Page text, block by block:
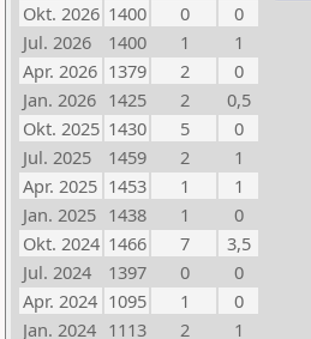
Okt. 2026 1400 0
0
Jul. 2026
1400 1
1
Apr. 2026 1379 2
0
Jan. 2026 1425 2
0,5
Okt. 2025 1430 5
0
Jul. 2025
1459 2
1
Apr. 2025 1453 1
1
Jan. 2025 1438 1
0
Okt. 2024 1466 7
3,5
Jul. 2024
1397 0
0
Apr. 2024 1095 1
0
Jan. 2024 1113 2 1